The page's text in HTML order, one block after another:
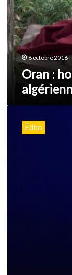
8 octobre 2016
Oran :
poète
Édito